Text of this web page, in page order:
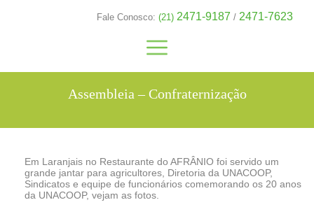
Fale Conosco: (21) 2471-9187 / 2471-7623
Assembleia – Confraternização
Em Laranjais no Restaurante do AFRÂNIO foi servido um
grande jantar para agricultores, Diretoria da UNACOOP,
Sindicatos e equipe de funcionários comemorando os 20 anos
da UNACOOP, vejam as fotos.